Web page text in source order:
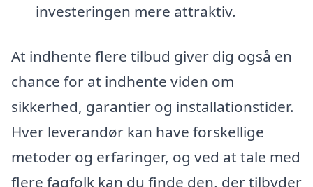
investeringen mere attraktiv.
At indhente flere tilbud giver dig også en
chance for at indhente viden om
sikkerhed, garantier og installationstider.
Hver leverandør kan have forskellige
metoder og erfaringer, og ved at tale med
flere fagfolk kan du finde den, der tilbyder